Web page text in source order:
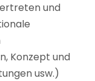
und
Konzept und
usw.)